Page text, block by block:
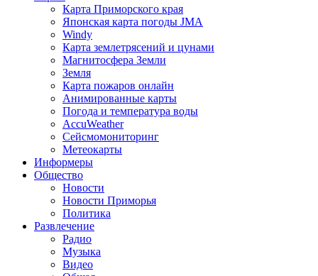
Карта Приморского края
Японская карта погоды JMA
Windy
Карта землетрясений и цунами
Магнитосфера Земли
Земля
Карта пожаров онлайн
Анимированные карты
Погода и температура воды
AccuWeather
Сейсмомониторинг
Метеокарты
Информеры
Общество
Новости
Новости Приморья
Политика
Развлечение
Радио
Музыка
Видео